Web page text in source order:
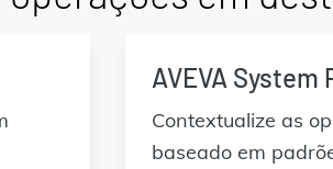
AVEVA
Contextualize as
baseado em